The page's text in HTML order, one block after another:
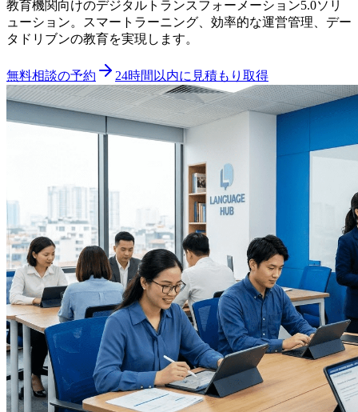
教育機関向けのデジタルトランスフォーメーション5.0ソリ
ューション。スマートラーニング、効率的な運営管理、デー
タドリブンの教育を実現します。
無料相談の予約 24時間以内に見積もり取得